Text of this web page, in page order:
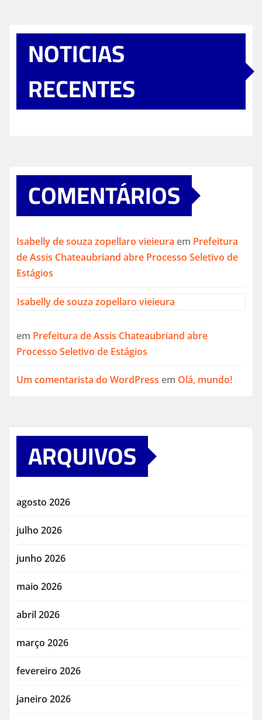
NOTICIAS
RECENTES
COMENTÁRIOS
Isabelly de souza zopellaro vieieura em Prefeitura
de Assis Chateaubriand abre Processo Seletivo de
Estágios
Isabelly de souza zopellaro vieieura
em Prefeitura de Assis Chateaubriand abre
Processo Seletivo de Estágios
Um comentarista do WordPress em Olá, mundo!
ARQUIVOS
agosto 2026
julho 2026
junho 2026
maio 2026
abril 2026
março 2026
fevereiro 2026
janeiro 2026